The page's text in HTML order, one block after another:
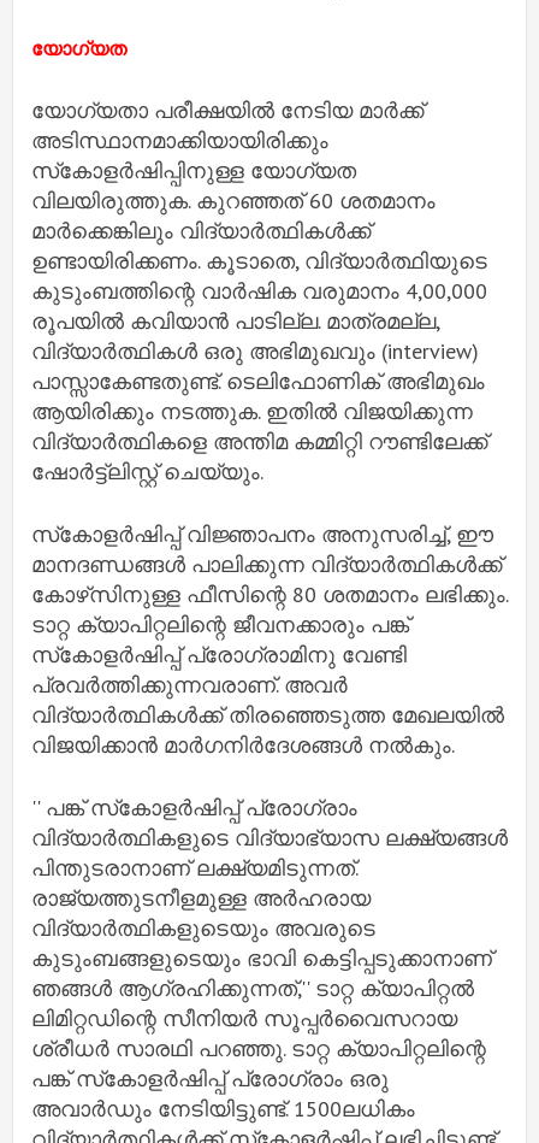
യോഗ്യത
യോഗ്യതാ പരീക്ഷയില്‍ നേടിയ മാര്‍ക്ക്
അടിസ്ഥാനമാക്കിയായിരിക്കും
സ്‌കോളര്‍ഷിപ്പിനുള്ള യോഗ്യത
വിലയിരുത്തുക. കുറഞ്ഞത് 60 ശതമാനം
മാര്‍ക്കെങ്കിലും വിദ്യാര്‍ത്ഥികള്‍ക്ക്
ഉണ്ടായിരിക്കണം. കൂടാതെ, വിദ്യാര്‍ത്ഥിയുടെ
കുടുംബത്തിന്റെ വാര്‍ഷിക വരുമാനം 4,00,000
രൂപയില്‍ കവിയാന്‍ പാടില്ല. മാത്രമല്ല,
വിദ്യാര്‍ത്ഥികള്‍ ഒരു അഭിമുഖവും (interview)
പാസ്സാകേണ്ടതുണ്ട്. ടെലിഫോണിക് അഭിമുഖം
ആയിരിക്കും നടത്തുക. ഇതില്‍ വിജയിക്കുന്ന
വിദ്യാര്‍ത്ഥികളെ അന്തിമ കമ്മിറ്റി റൗണ്ടിലേക്ക്
ഷോര്‍ട്ട്‌ലിസ്റ്റ് ചെയ്യും.
സ്‌കോളര്‍ഷിപ്പ് വിജ്ഞാപനം അനുസരിച്ച്, ഈ
മാനദണ്ഡങ്ങള്‍ പാലിക്കുന്ന വിദ്യാര്‍ത്ഥികള്‍ക്ക്
കോഴ്‌സിനുള്ള ഫീസിന്റെ 80 ശതമാനം ലഭിക്കും.
ടാറ്റ ക്യാപിറ്റലിന്റെ ജീവനക്കാരും പങ്ക്
സ്‌കോളര്‍ഷിപ്പ് പ്രോഗ്രാമിനു വേണ്ടി
പ്രവര്‍ത്തിക്കുന്നവരാണ്. അവര്‍
വിദ്യാര്‍ത്ഥികള്‍ക്ക് തിരഞ്ഞെടുത്ത മേഖലയില്‍
വിജയിക്കാന്‍ മാര്‍ഗനിര്‍ദേശങ്ങൾ നല്‍കും.
'' പങ്ക് സ്‌കോളര്‍ഷിപ്പ് പ്രോഗ്രാം
വിദ്യാര്‍ത്ഥികളുടെ വിദ്യാഭ്യാസ ലക്ഷ്യങ്ങള്‍
പിന്തുടരാനാണ് ലക്ഷ്യമിടുന്നത്.
രാജ്യത്തുടനീളമുള്ള അര്‍ഹരായ
വിദ്യാര്‍ത്ഥികളുടെയും അവരുടെ
കുടുംബങ്ങളുടെയും ഭാവി കെട്ടിപ്പടുക്കാനാണ്
ഞങ്ങള്‍ ആഗ്രഹിക്കുന്നത്,'' ടാറ്റ ക്യാപിറ്റല്‍
ലിമിറ്റഡിന്റെ സീനിയര്‍ സൂപ്പര്‍വൈസറായ
ശ്രീധര്‍ സാരഥി പറഞ്ഞു. ടാറ്റ ക്യാപിറ്റലിന്റെ
പങ്ക് സ്‌കോളര്‍ഷിപ്പ് പ്രോഗ്രാം ഒരു
അവാര്‍ഡും നേടിയിട്ടുണ്ട്. 1500ലധികം